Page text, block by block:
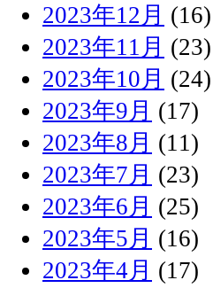
2023年12月 (16)
2023年11月 (23)
2023年10月 (24)
2023年9月 (17)
2023年8月 (11)
2023年7月 (23)
2023年6月 (25)
2023年5月 (16)
2023年4月 (17)